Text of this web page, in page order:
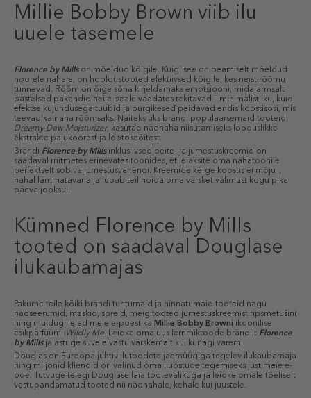
Millie Bobby Brown viib ilu
uuele tasemele
Florence by Millson mõeldud kõigile. Kuigi see on peamiselt mõeldud
noorele nahale, on hooldustooted efektiivsed kõigile, kes neist rõõmu
tunnevad. Rõõm on õige sõna kirjeldamaks emotsiooni, mida armsalt
pastelsed pakendid neile peale vaadates tekitavad – minimalistliku, kuid
efektse kujundusega tuubid ja purgikesed peidavad endis koostisosi, mis
teevad ka naha rõõmsaks. Näiteks üks brändi populaarsemaid tooteid,
Dreamy Dew Moisturizer, kasutab näonaha niisutamiseks looduslikke
ekstrakte pajukoorest ja lootoseõitest.
Brändi Florence by Millsinklusiivsed peite- ja jumestuskreemid on
saadaval mitmetes erinevates toonides, et leiaksite oma nahatoonile
perfektselt sobiva jumestusvahendi. Kreemide kerge koostis ei mõju
nahal lämmatavana ja lubab teil hoida oma värsket välimust kogu pika
päeva jooksul.
Kümned Florence by Mills
tooted on saadaval Douglase
ilukaubamajas
Pakume teile kõiki brändi tuntumaid ja hinnatumaid tooteid nagu
näoseerumid , maskid, spreid, meigitooted jumestuskreemist ripsmetušini
ning muidugi leiad meie e-poest ka Millie Bobby Browni ikoonilise
esikparfüümi Wildly Me. Leidke oma uus lemmiktoode brändilt Florence
by Millsja astuge suvele vastu värskemalt kui kunagi varem.
Douglas on Euroopa juhtiv ilutoodete jaemüügiga tegelev ilukaubamaja
ning miljonid kliendid on valinud oma iluostude tegemiseks just meie e-
poe. Tutvuge teiegi Douglase laia tootevalikuga ja leidke omale tõeliselt
vastupandamatud tooted nii näonahale, kehale kui juustele.